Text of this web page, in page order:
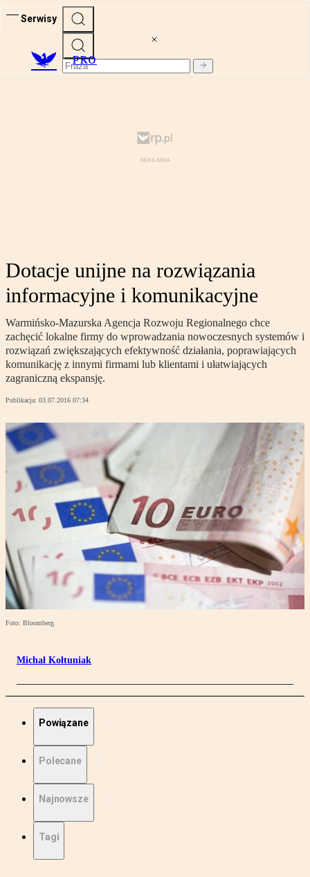
Serwisy
PRO
Dotacje unijne na rozwiązania
informacyjne i komunikacyjne
Warmińsko-Mazurska Agencja Rozwoju Regionalnego chce
zachęcić lokalne firmy do wprowadzania nowoczesnych systemów i
rozwiązań zwiększających efektywność działania, poprawiających
komunikację z innymi firmami lub klientami i ułatwiających
zagraniczną ekspansję.
Publikacja: 03.07.2016 07:34
Foto: Bloomberg
Michał Kołtuniak
Powiązane
Polecane
Najnowsze
Tagi